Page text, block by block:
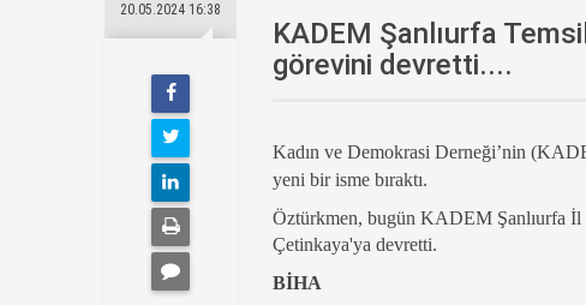
20.05.2024 16:38
KADEM Şanlıurfa
görevini devretti....
Kadın ve Demokrasi Derneği’nin
yeni bir isme bıraktı.
Öztürkmen, bugün KADEM Şanlıurfa
Çetinkaya'ya devretti.
BİHA